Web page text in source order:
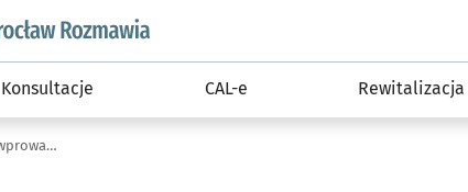
wroclaw.pl podserwis: Rozmawia
Konsultacje CAL-e Rewitalizacja
Konsultacje projektu uchwały Rady Miejskiej Wrocławia w sprawie wprowadzenia wzoru wniosku o wypłatę zryczałtowanego dodatku energetycznego